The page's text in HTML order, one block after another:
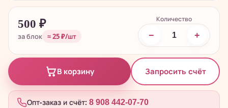
500 ₽
за блок ≈ 25 ₽/шт
Количество
− +
В корзину Запросить счёт
Опт-заказ и счёт: 8 908 442-07-70